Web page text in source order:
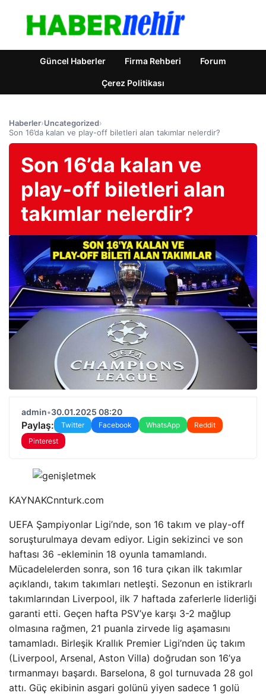
Güncel Haberler Firma Rehberi Forum
Çerez Politikası
Haberler›Uncategorized›
Son 16’da kalan ve play-off biletleri alan takımlar nelerdir?
Son 16’da kalan ve
play-off biletleri alan
takımlar nelerdir?
admin•30.01.2025 08:20
Paylaş: Twitter Facebook WhatsApp
Reddit
Pinterest
KAYNAKCnnturk.com
UEFA Şampiyonlar Ligi’nde, son 16 takım ve play-off
soruşturulmaya devam ediyor. Ligin sekizinci ve son
haftası 36 -ekleminin 18 oyunla tamamlandı.
Mücadelelerden sonra, son 16 tura çıkan ilk takımlar
açıklandı, takım takımları netleşti. Sezonun en istikrarlı
takımlarından Liverpool, ilk 7 haftada zaferlerle liderliği
garanti etti. Geçen hafta PSV’ye karşı 3-2 mağlup
olmasına rağmen, 21 puanla zirvede lig aşamasını
tamamladı. Birleşik Krallık Premier Ligi’nden üç takım
(Liverpool, Arsenal, Aston Villa) doğrudan son 16’ya
tırmanmayı başardı. Barselona, ​​8 gol turnuvada 28 gol
attı. Güç ekibinin asgari golünü yiyen sadece 1 golü